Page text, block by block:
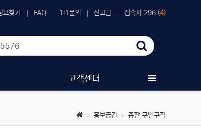
보찾기 FAQ 1:1문의 신고글 접속자 296 (4)
고객센터
홍보공간 총판 구인구직